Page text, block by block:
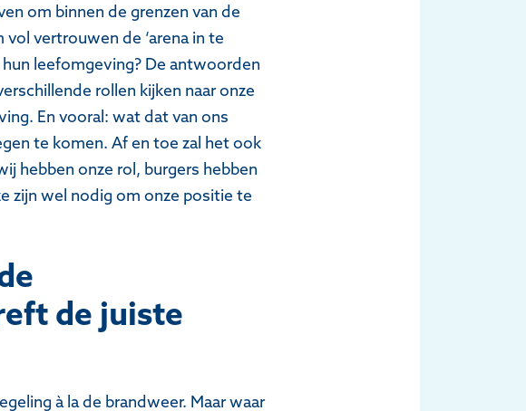
om binnen de grenzen van de
vertrouwen de ‘arena in te
leefomgeving? De antwoorden
rollen kijken naar onze
En vooral: wat dat van ons
te komen. Af en toe zal het ook
hebben onze rol, burgers hebben
zijn wel nodig om onze positie te
de juiste
à la de brandweer. Maar waar